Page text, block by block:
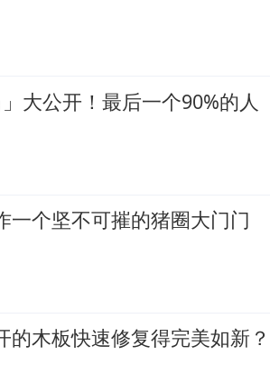
大公开！最后一个90%的人
一个坚不可摧的猪圈大门门
木板快速修复得完美如新？